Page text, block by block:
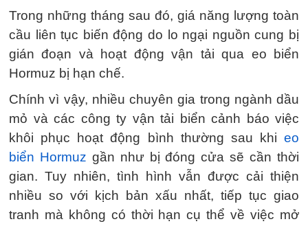
Trong những tháng sau đó, giá năng lượng toàn
cầu liên tục biến động do lo ngại nguồn cung bị
gián đoạn và hoạt động vận tải qua eo biển
Hormuz bị hạn chế.
Chính vì vậy, nhiều chuyên gia trong ngành dầu
mỏ và các công ty vận tải biển cảnh báo việc
khôi phục hoạt động bình thường sau khi eo
biển Hormuz gần như bị đóng cửa sẽ cần thời
gian. Tuy nhiên, tình hình vẫn được cải thiện
nhiều so với kịch bản xấu nhất, tiếp tục giao
tranh mà không có thời hạn cụ thể về việc mở